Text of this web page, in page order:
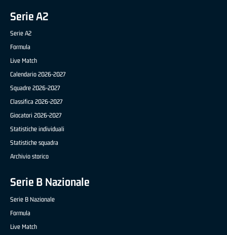
Serie A2
Serie A2
Formula
Live Match
Calendario 2026-2027
Squadre 2026-2027
Classifica 2026-2027
Giocatori 2026-2027
Statistiche individuali
Statistiche squadra
Archivio storico
Serie B Nazionale
Serie B Nazionale
Formula
Live Match